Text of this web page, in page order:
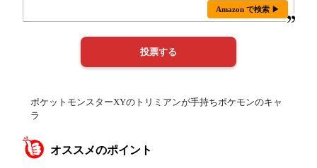
Amazon で検索 ▶
ポケットモンスターXYのトリミアンが手持ちポケモンのキャ
ラ
オススメのポイント